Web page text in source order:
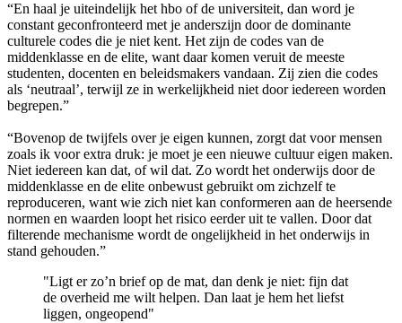
“En haal je uiteindelijk het hbo of de universiteit, dan word je
constant geconfronteerd met je anderszijn door de dominante
culturele codes die je niet kent. Het zijn de codes van de
middenklasse en de elite, want daar komen veruit de meeste
studenten, docenten en beleidsmakers vandaan. Zij zien die codes
als ‘neutraal’, terwijl ze in werkelijkheid niet door iedereen worden
begrepen.”
“Bovenop de twijfels over je eigen kunnen, zorgt dat voor mensen
zoals ik voor extra druk: je moet je een nieuwe cultuur eigen maken.
Niet iedereen kan dat, of wil dat. Zo wordt het onderwijs door de
middenklasse en de elite onbewust gebruikt om zichzelf te
reproduceren, want wie zich niet kan conformeren aan de heersende
normen en waarden loopt het risico eerder uit te vallen. Door dat
filterende mechanisme wordt de ongelijkheid in het onderwijs in
stand gehouden.”
"Ligt er zo’n brief op de mat, dan denk je niet: fijn dat
de overheid me wilt helpen. Dan laat je hem het liefst
liggen, ongeopend"